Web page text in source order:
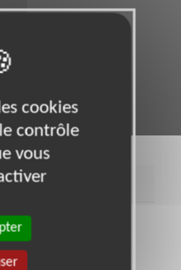
(59840)
cookies
contrôle
vous